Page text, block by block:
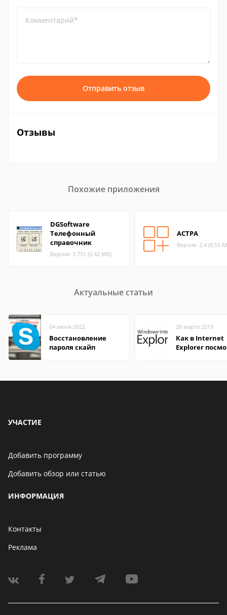
Комментарий*
Отправить отзыв
Отзывы
Похожие приложения
DGSoftware
Телефонный
справочник
Версия: 3.731 (0.42 МБ)
АСТРА
Версия: 2.4 (0.55
Актуальные статьи
04 июня 2022
Восстановление
пароля скайп
26 марта 2019
Как в Internet
Explorer
УЧАСТИЕ
Добавить программу
Добавить обзор или статью
ИНФОРМАЦИЯ
Контакты
Реклама